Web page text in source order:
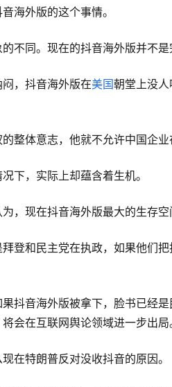
海外版的这个事情。
不同。现在的抖音海外版并不
，抖音海外版在美国朝堂上没
的整体意志，他就不允许中国企业
下，实际上却蕴含着生机。
，现在抖音海外版最大的生存空
登和民主党在执政，如果他们
抖音海外版被拿下，脸书已经
会在互联网舆论领域进一步出局
在特朗普反对没收抖音的原因。